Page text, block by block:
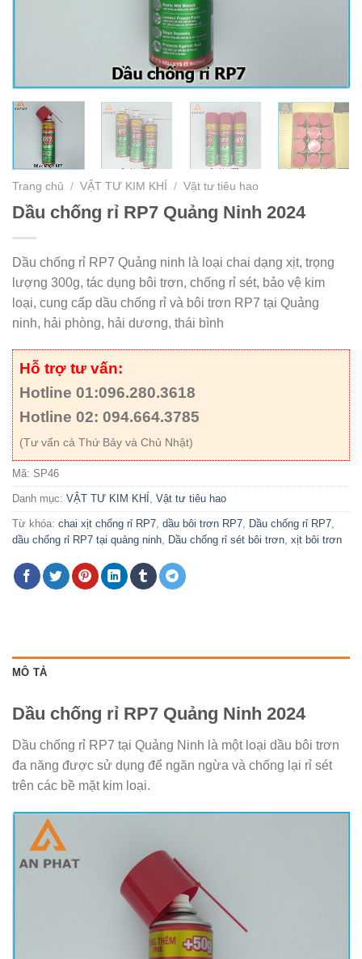
Trang chủ / VẬT TƯ KIM KHÍ / Vật tư tiêu hao
Dầu chống rỉ RP7 Quảng Ninh 2024
Dầu chống rỉ RP7 Quảng ninh là loại chai dạng xịt, trọng
lượng 300g, tác dụng bôi trơn, chống rỉ sét, bảo vệ kim
loại, cung cấp dầu chống rỉ và bôi trơn RP7 tại Quảng
ninh, hải phòng, hải dương, thái bình
Hỗ trợ tư vấn:
Hotline 01:096.280.3618
Hotline 02: 094.664.3785
(Tư vấn cả Thứ Bảy và Chủ Nhật)
Mã: SP46
Danh mục: VẬT TƯ KIM KHÍ , Vật tư tiêu hao
Từ khóa: chai xịt chống rỉ RP7, dầu bôi trơn RP7, Dầu chống rỉ RP7,
dầu chống rỉ RP7 tại quảng ninh, Dầu chống rỉ sét bôi trơn, xịt bôi trơn
MÔ TẢ
Dầu chống rỉ RP7 Quảng Ninh 2024
Dầu chống rỉ RP7 tại Quảng Ninh là một loại dầu bôi trơn
đa năng được sử dụng để ngăn ngừa và chống lại rỉ sét
trên các bề mặt kim loại.